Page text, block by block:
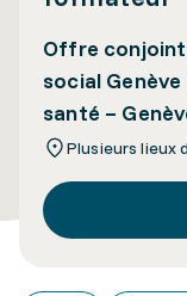
Offre
social
santé –
Plusieurs lieux